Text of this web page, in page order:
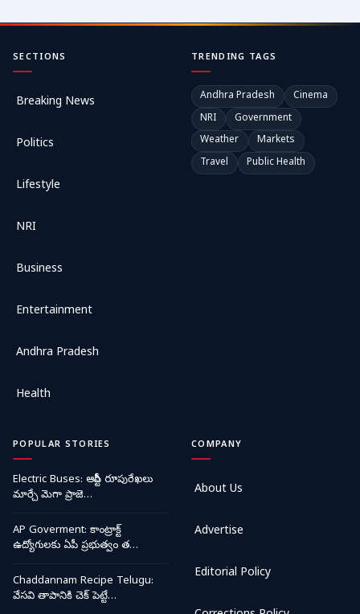
SECTIONS
Breaking News
Politics
Lifestyle
NRI
Business
Entertainment
Andhra Pradesh
Health
TRENDING TAGS
Andhra Pradesh
Cinema
NRI
Government
Weather
Markets
Travel
Public Health
POPULAR STORIES
Electric Buses: ఆర్టీసీ రూపురేఖలు
మార్చే మెగా ప్రాజె…
AP Goverment: కాంట్రాక్ట్
ఉద్యోగులకు ఏపీ ప్రభుత్వం త…
Chaddannam Recipe Telugu:
వేసవి తాపానికి చెక్ పెట్టే…
COMPANY
About Us
Advertise
Editorial Policy